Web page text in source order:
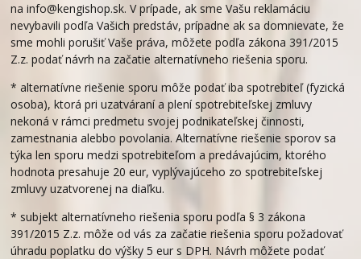
na info@kengishop.sk. V prípade, ak sme Vašu reklamáciu
nevybavili podľa Vašich predstáv, prípadne ak sa domnievate, že
sme mohli porušiť Vaše práva, môžete podľa zákona 391/2015
Z.z. podať návrh na začatie alternatívneho riešenia sporu.
* alternatívne riešenie sporu môže podať iba spotrebiteľ (fyzická
osoba), ktorá pri uzatváraní a plení spotrebiteľskej zmluvy
nekoná v rámci predmetu svojej podnikateľskej činnosti,
zamestnania alebbo povolania. Alternatívne riešenie sporov sa
týka len sporu medzi spotrebiteľom a predávajúcim, ktorého
hodnota presahuje 20 eur, vyplývajúceho zo spotrebiteľskej
zmluvy uzatvorenej na diaľku.
* subjekt alternatívneho riešenia sporu podľa § 3 zákona
391/2015 Z.z. môže od vás za začatie riešenia sporu požadovať
úhradu poplatku do výšky 5 eur s DPH. Návrh môžete podať